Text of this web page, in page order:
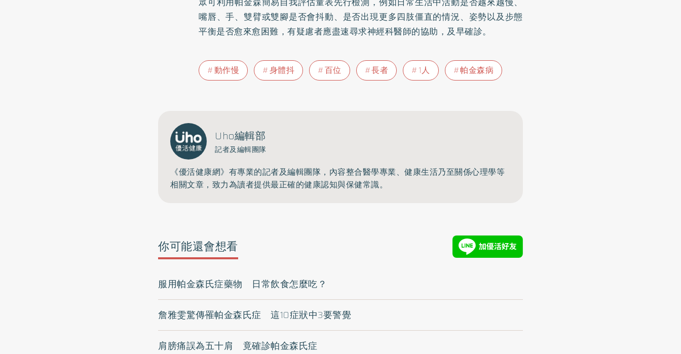
嘴唇、手、雙臂或雙腳是否會抖動、是否出現更多四肢僵直的情況、姿勢以及步態
平衡是否愈來愈困難，有疑慮者應盡速尋求神經科醫師的協助，及早確診。
動作慢 身體抖 百位 長者 1人 帕金森病
Uho編輯部
記者及編輯團隊
《優活健康網》有專業的記者及編輯團隊，內容整合醫學專業、健康生活乃至關係心理學等
相關文章，致力為讀者提供最正確的健康認知與保健常識。
你可能還會想看
服用帕金森氏症藥物 日常飲食怎麼吃？
詹雅雯驚傳罹帕金森氏症 這10症狀中3要警覺
肩膀痛誤為五十肩 竟確診帕金森氏症